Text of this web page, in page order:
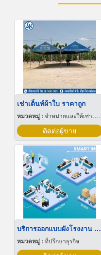
เช่าเต็นท์ผ้าใบ ราคาถูก
หมวดหมู่ : จำหน่ายและให้เช่าเต็นท์
ติดต่อผู้ขาย
บริการออกแบบผังโรงงาน Lay out
หมวดหมู่ : ที่ปรึกษาธุรกิจ